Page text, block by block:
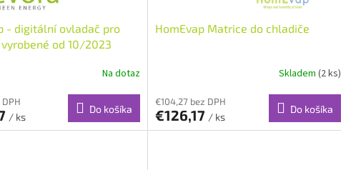
- digitální ovladač pro
od 10/2023
Na dotaz
DPH
/ ks
Do košíka
HomEvap Matrice do chladiče
Skladem (2 ks)
€104,27 bez DPH
€126,17 / ks
Do košíka